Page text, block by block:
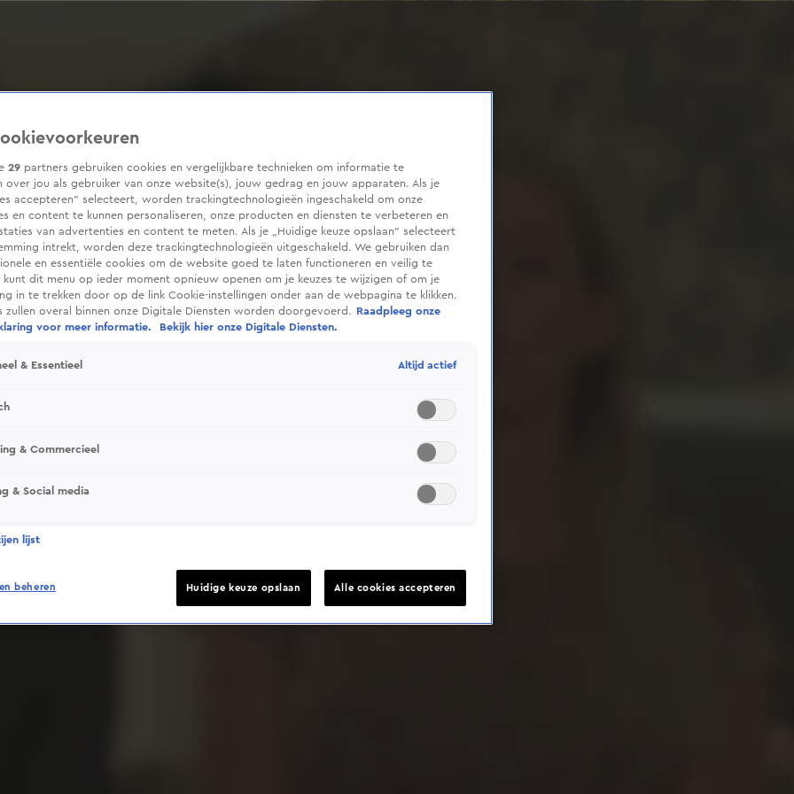
Deze video is niet beschikbaar op je huidige locatie
29 partners gebruiken cookies en vergelijkbare technieken om informatie te
over jou als gebruiker van onze website(s), jouw gedrag en jouw apparaten. Als je
accepteren” selecteert, worden trackingtechnologieën ingeschakeld om onze
en content te kunnen personaliseren, onze producten en diensten te verbeteren en
van advertenties en content te meten. Als je „Huidige keuze opslaan” selecteert
intrekt, worden deze trackingtechnologieën uitgeschakeld. We gebruiken dan
en essentiële cookies om de website goed te laten functioneren en veilig te
kunt dit menu op ieder moment opnieuw openen om je keuzes te wijzigen of om je
in te trekken door op de link Cookie-instellingen onder aan de webpagina te klikken.
zullen overal binnen onze Digitale Diensten worden doorgevoerd.
Raadpleeg onze
voor meer informatie.
Bekijk hier onze Digitale Diensten.
& Essentieel Altijd actief
& Commercieel
& Social media
lijst
beheren Huidige keuze opslaan Alle cookies accepteren